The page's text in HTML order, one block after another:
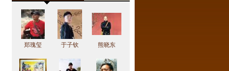
郑瑰玺 于子钦 熊晓东